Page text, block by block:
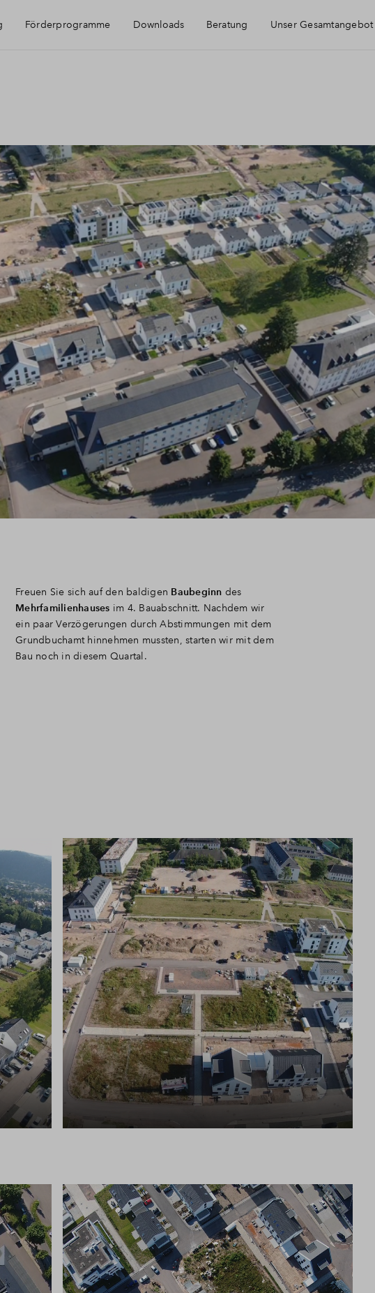
Förderprogramme Downloads
Prospekt - Eigentumswohnungen Haus 2
Prospekt - Eigentumswohnungen Haus 3
Beratung Unser Gesamtangebot
Freuen Sie sich auf den baldigen Baubeginn des
Mehrfamilienhauses im 4. Bauabschnitt. Nachdem wir
ein paar Verzögerungen durch Abstimmungen mit dem
Grundbuchamt hinnehmen mussten, starten wir mit dem
Bau noch in diesem Quartal.